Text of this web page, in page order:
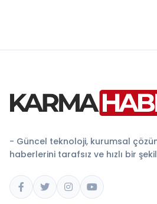
- Güncel teknoloji, kurumsal
haberlerini tarafsız ve hızlı bir